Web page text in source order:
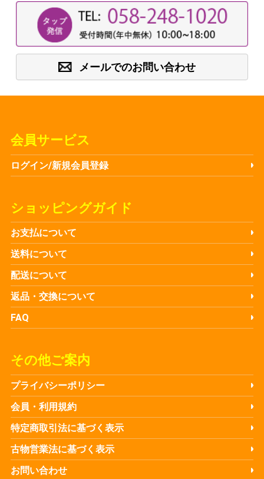
メールでのお問い合わせ
会員サービス
ログイン/新規会員登録
ショッピングガイド
お支払について
送料について
配送について
返品・交換について
FAQ
その他ご案内
プライバシーポリシー
会員・利用規約
特定商取引法に基づく表示
古物営業法に基づく表示
お問い合わせ